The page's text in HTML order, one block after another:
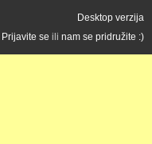
Desktop verzija
Prijavite se ili nam se pridružite :)